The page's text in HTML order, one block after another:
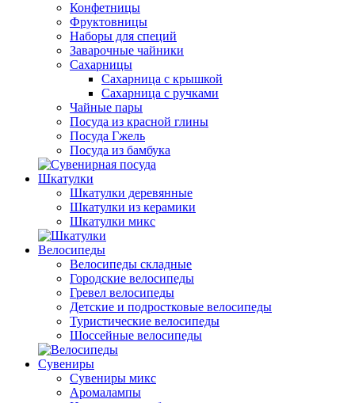
Конфетницы
Фруктовницы
Наборы для специй
Заварочные чайники
Сахарницы
Сахарница с крышкой
Сахарница с ручками
Чайные пары
Посуда из красной глины
Посуда Гжель
Посуда из бамбука
Шкатулки
Шкатулки деревянные
Шкатулки из керамики
Шкатулки микс
Велосипеды
Велосипеды складные
Городские велосипеды
Гревел велосипеды
Детские и подростковые велосипеды
Туристические велосипеды
Шоссейные велосипеды
Сувениры
Сувениры микс
Аромалампы